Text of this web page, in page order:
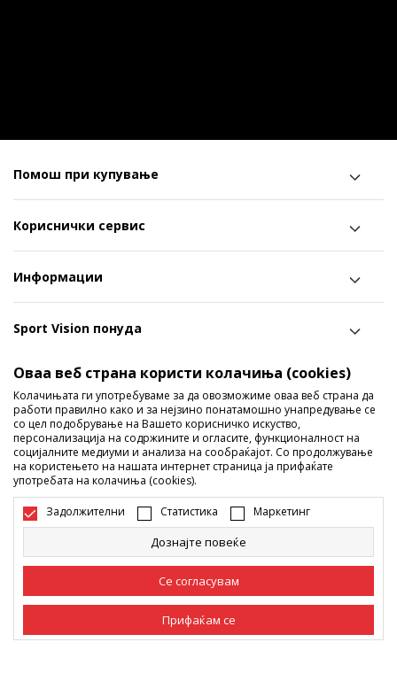
Помош при купување
Кориснички сервис
Информации
Sport Vision понуда
Следете не
Ги споделуваме нашите тајни со вас! Следете не на
социјалните мрежи и дознајте за попусти, промоции и
нови производи!
Промена
Оваа веб страна користи колачиња (cookies)
Колачињата ги употребуваме за да овозможиме оваа веб страна да
работи правилно како и за нејзино понатамошно унапредување се
со цел подобрување на Вашето корисничко искуство,
персонализација на содржините и огласите, функционалност на
социјалните медиуми и анализа на сообраќајот. Со продолжување
на користењето на нашата интернет страница ја прифаќате
употребата на колачиња (cookies).
Задолжителни Статистика Маркетинг
Дознајте повеќе
Се согласувам
Прифаќам се